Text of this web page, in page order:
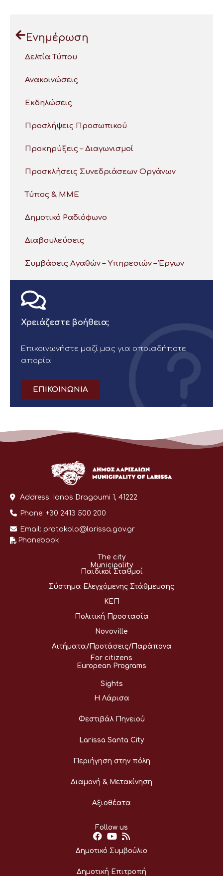
Ενημέρωση
Δελτία Τύπου
Ανακοινώσεις
Εκδηλώσεις
Προσλήψεις Προσωπικού
Προκηρύξεις – Διαγωνισμοί
Προσκλήσεις Συνεδριάσεων Οργάνων
Τύπος & ΜΜΕ
Δημοτικό Ραδιόφωνο
Διαβουλεύσεις
Συμβάσεις Αγαθών – Υπηρεσιών – Έργων
Χρειάζεστε βοήθεια;
Επικοινωνήστε μαζί μας για οποιαδήποτε
απορία
ΕΠΙΚΟΙΝΩΝΙΑ
Address: Ionos Dragoumi 1, 41222
Phone: +30 2413 500 200
Email: protokolo@larissa.gov.gr
Phonebook
The city
Municipality
Παιδικοί Σταθμοί
Σύστημα Ελεγχόμενης Στάθμευσης
ΚΕΠ
Πολιτική Προστασία
Novoville
Αιτήματα/Προτάσεις/Παράπονα
For citizens
European Programs
Sights
Η Λάρισα
Φεστιβάλ Πηνειού
Larissa Santa City
Περιήγηση στην πόλη
Διαμονή & Μετακίνηση
Αξιοθέατα
Follow us
Δημοτικό Συμβούλιο
Δημοτική Επιτροπή